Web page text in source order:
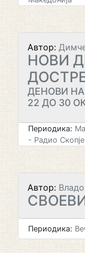
Автор:
НОВИ
ДЕНОВИ
22 ДО 30
Периодика:
- Радио Скопје
Автор:
Периодика: